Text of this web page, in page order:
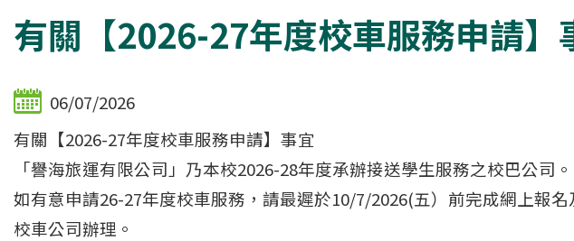
有關【2026-27年度校車服務申請
06/07/2026
有關【2026-27年度校車服務申請】事宜
「譽海旅運有限公司」乃本校2026-28年度承辦接送學生服務之校巴公司。
如有意申請26-27年度校車服務，請最遲於10/7/2026(五）前完成網上報
校車公司辦理。